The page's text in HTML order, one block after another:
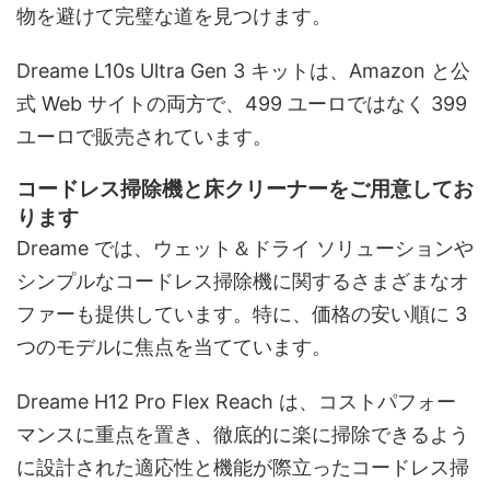
物を避けて完璧な道を見つけます。
Dreame L10s Ultra Gen 3 キットは、Amazon と公
式 Web サイトの両方で、499 ユーロではなく 399
ユーロで販売されています。
コードレス掃除機と床クリーナーをご用意してお
ります
Dreame では、ウェット＆ドライ ソリューションや
シンプルなコードレス掃除機に関するさまざまなオ
ファーも提供しています。特に、価格の安い順に 3
つのモデルに焦点を当てています。
Dreame H12 Pro Flex Reach は、コストパフォー
マンスに重点を置き、徹底的に楽に掃除できるよう
に設計された適応性と機能が際立ったコードレス掃